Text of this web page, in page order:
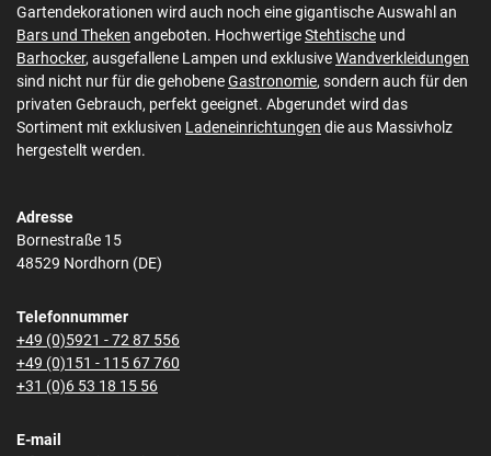
Gartendekorationen wird auch noch eine gigantische Auswahl an
Bars und Theken angeboten. HochwertigeStehtische und
Barhocker, ausgefallene Lampen und exklusiveWandverkleidungen
sind nicht nur für die gehobeneGastronomie, sondern auch für den
privaten Gebrauch, perfekt geeignet. Abgerundet wird das
Sortiment mit exklusiven Ladeneinrichtungen die aus Massivholz
hergestellt werden.
Adresse
Bornestraße 15
48529 Nordhorn (DE)
Telefonnummer
+49 (0)5921 - 72 87 556
+49 (0)151 - 115 67 760
+31 (0)6 53 18 15 56
E-mail